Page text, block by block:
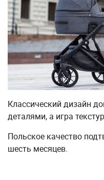
Классический дизайн
деталями, а игра
Польское качество
шесть месяцев.